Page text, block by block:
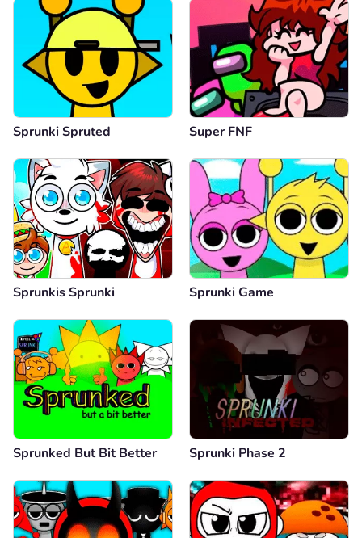
Sprunki Spruted Super FNF
Sprunkis Sprunki Sprunki Game
Sprunked But Bit Better Sprunki Phase 2